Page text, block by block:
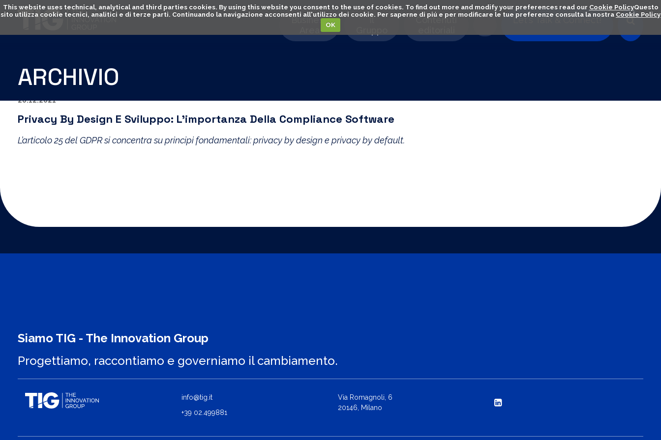
This website uses technical, analytical and third parties cookies. By using this website you consent to the use of cookies. To find out more and modify your preferences read our Cookie PolicyQuesto
sito utilizza cookie tecnici, analitici e di terze parti. Continuando la navigazione acconsenti all'utilizzo dei cookie. Per saperne di piú e per modificare le tue preferenze consulta la nostra Cookie Policy
OK
Let's Talk & Connect!
Business
Il
Contenuti
ARCHIVIO
20.12.2021
Privacy By Design E Sviluppo: L’importanza Della Compliance Software
L’articolo 25 del GDPR si concentra su principi fondamentali: privacy by design e privacy by default.
Siamo TIG - The Innovation Group
Progettiamo, raccontiamo e governiamo il cambiamento.
info@tig.it
+39 02.499881
Via Romagnoli, 6
20146, Milano